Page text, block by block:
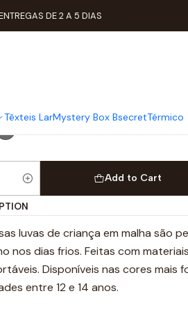
Têxteis LarMystery Box BsecretTérmico
DE 2 A 5 DIAS
Criança 12/14 anos
Add to Cart
luvas de criança em malha são
nos dias frios. Feitas com
Disponíveis nas cores mais
entre 12 e 14 anos.